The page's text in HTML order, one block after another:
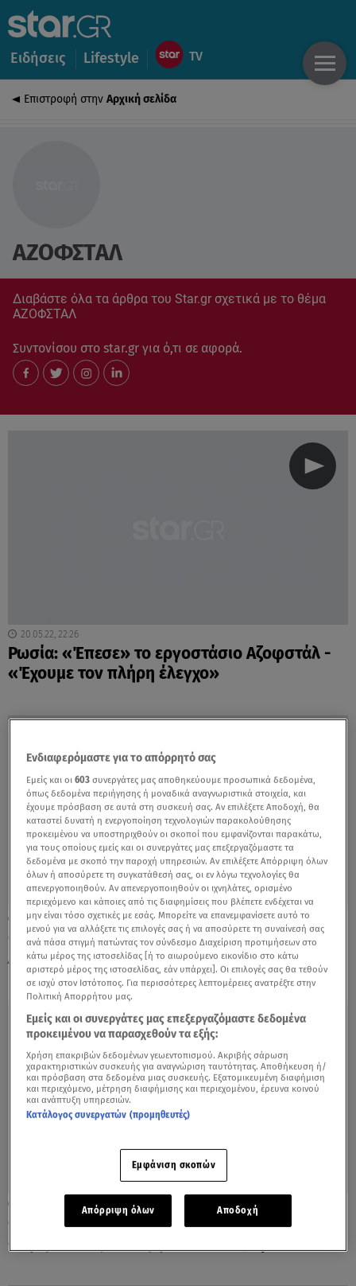
Ειδήσεις Lifestyle
Επιστροφή στην Αρχική σελίδα
ΑΖΟΦΣΤΑΛ
Διαβάστε όλα τα άρθρα του Star.gr σχετικά με το θέμα
ΑΖΟΦΣΤΑΛ
Συντονίσου στο star.gr για ό,τι σε αφορά.
20.05.22, 22:26
Ρωσία: «Έπεσε» το εργοστάσιο Αζοφστάλ -
«Έχουμε τον πλήρη έλεγχο»
04.05.22, 21:47
Ουκρανία: Συγκλονίζουν Οι Ιστορίες
Αμάχων Που Γλίτωσαν
Ουκρανία: «Σφοδρές μάχες και
συγκρούσεις στο εργοστάσιο Αζοφστάλ»
Ενδιαφερόμαστε για το απόρρητό σας
Εμείς και οι603 συνεργάτες μας αποθηκεύουμε προσωπικά δεδομένα,
όπως δεδομένα περιήγησης ή μοναδικά αναγνωριστικά στοιχεία, και
έχουμε πρόσβαση σε αυτά στη συσκευή σας. Αν επιλέξετε Αποδοχή, θα
καταστεί δυνατή η ενεργοποίηση τεχνολογιών παρακολούθησης
προκειμένου να υποστηριχθούν οι σκοποί που εμφανίζονται παρακάτω,
για τους οποίους εμείς και οι συνεργάτες μας επεξεργαζόμαστε τα
δεδομένα με σκοπό την παροχή υπηρεσιών. Αν επιλέξετε Απόρριψη όλων
όλων ή αποσύρετε τη συγκατάθεσή σας, οι εν λόγω τεχνολογίες θα
απενεργοποιηθούν. Αν απενεργοποιηθούν οι ιχνηλάτες, ορισμένο
περιεχόμενο και κάποιες από τις διαφημίσεις που βλέπετε ενδέχεται να
μην είναι τόσο σχετικές με εσάς. Μπορείτε να επανεμφανίσετε αυτό το
μενού για να αλλάξετε τις επιλογές σας ή να αποσύρετε τη συναίνεσή σας
ανά πάσα στιγμή πατώντας τον σύνδεσμο Διαχείριση προτιμήσεων στο
κάτω μέρος της ιστοσελίδας [ή το αιωρούμενο εικονίδιο στο κάτω
αριστερό μέρος της ιστοσελίδας, εάν υπάρχει]. Οι επιλογές σας θα τεθούν
σε ισχύ στον Ιστότοπος. Για περισσότερες λεπτομέρειες ανατρέξτε στην
Πολιτική Απορρήτου μας.
Εμείς και οι συνεργάτες μας επεξεργαζόμαστε δεδομένα
προκειμένου να παρασχεθούν τα εξής:
Χρήση επακριβών δεδομένων γεωεντοπισμού. Ακριβής σάρωση
χαρακτηριστικών συσκευής για αναγνώριση ταυτότητας. Αποθήκευση ή/
και πρόσβαση στα δεδομένα μιας συσκευής. Εξατομικευμένη διαφήμιση
και περιεχόμενο, μέτρηση διαφήμισης και περιεχομένου, έρευνα κοινού
και ανάπτυξη υπηρεσιών.
Κατάλογος συνεργατών (προμηθευτές)
Εμφάνιση σκοπών
Απόρριψη όλων Αποδοχή